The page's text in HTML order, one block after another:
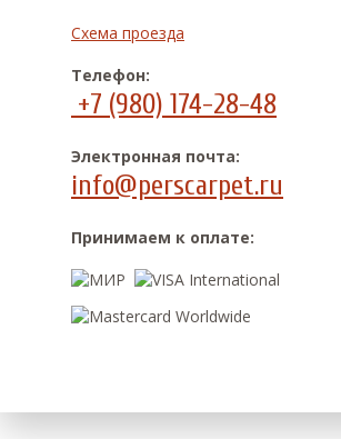
Схема проезда
Телефон:
+7 (980) 174-28-48
Электронная почта:
info@perscarpet.ru
Принимаем к оплате: